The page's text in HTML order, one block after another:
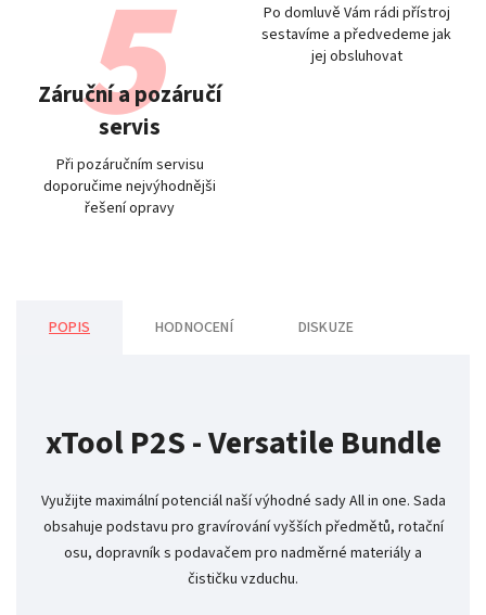
Po domluvě Vám rádi přístroj
sestavíme a předvedeme jak
jej obsluhovat
Záruční a pozáručí
servis
Při pozáručním servisu
doporučime nejvýhodnějši
řešení opravy
POPIS HODNOCENÍ DISKUZE
xTool P2S - Versatile Bundle
Využijte maximální potenciál naší výhodné sady All in one. Sada
obsahuje podstavu pro gravírování vyšších předmětů, rotační
osu, dopravník s podavačem pro nadměrné materiály a
čističku vzduchu.